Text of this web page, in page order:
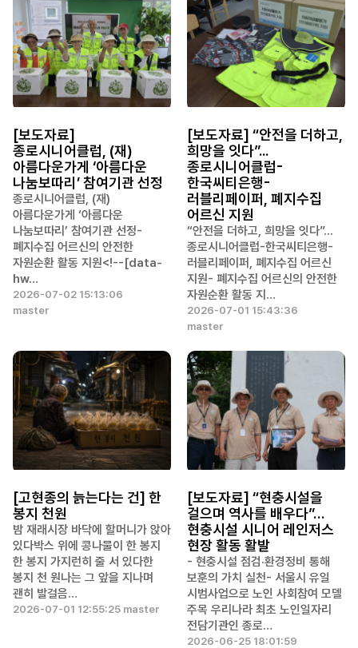
[보도자료]
종로시니어클럽, (재)
아름다운가게 ‘아름다운
나눔보따리’ 참여기관 선정
종로시니어클럽, (재)
아름다운가게 ‘아름다운
나눔보따리’ 참여기관 선정-
폐지수집 어르신의 안전한
자원순환 활동 지원<!--[data-
hw…
2026-07-02 15:13:06
master
[보도자료] “안전을 더하고,
희망을 잇다”...
종로시니어클럽-
한국씨티은행-
러블리페이퍼, 폐지수집
어르신 지원
“안전을 더하고, 희망을 잇다”...
종로시니어클럽-한국씨티은행-
러블리페이퍼, 폐지수집 어르신
지원- 폐지수집 어르신의 안전한
자원순환 활동 지…
2026-07-01 15:43:36
master
[고현종의 늙는다는 건] 한
봉지 천원
밤 재래시장 바닥에 할머니가 앉아
있다박스 위에 콩나물이 한 봉지
한 봉지 가지런히 줄 서 있다한
봉지 천 원나는 그 앞을 지나며
괜히 발걸음…
2026-07-01 12:55:25 master
[보도자료] “현충시설을
걸으며 역사를 배우다”…
현충시설 시니어 레인저스
현장 활동 활발
- 현충시설 점검·환경정비 통해
보훈의 가치 실천- 서울시 유일
시범사업으로 노인 사회참여 모델
주목 우리나라 최초 노인일자리
전담기관인 종로…
2026-06-25 18:01:59